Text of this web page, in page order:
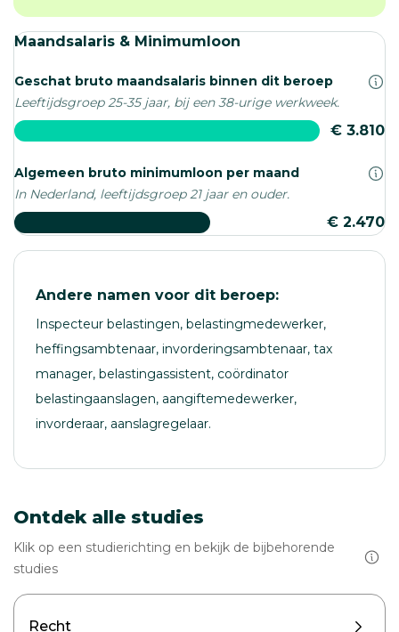
Maandsalaris & Minimumloon
Geschat bruto maandsalaris binnen dit beroep
Leeftijdsgroep 25-35 jaar, bij een 38-urige werkweek.
€ 3.810
Algemeen bruto minimumloon per maand
In Nederland, leeftijdsgroep 21 jaar en ouder.
€ 2.470
Andere namen voor dit beroep:
Inspecteur belastingen, belastingmedewerker,
heffingsambtenaar, invorderingsambtenaar, tax
manager, belastingassistent, coördinator
belastingaanslagen, aangiftemedewerker,
invorderaar, aanslagregelaar.
Ontdek alle studies
Klik op een studierichting en bekijk de bijbehorende
studies
Recht